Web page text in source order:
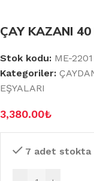
ÇAY KAZANI
Stok kodu: ME-2201
Kategoriler:
EŞYALARI
3,380.00₺
7 adet stokta